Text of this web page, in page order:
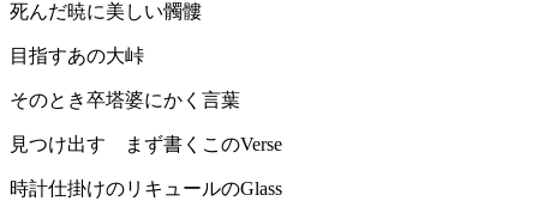
死んだ暁に美しい髑髏
目指すあの大峠
そのとき卒塔婆にかく言葉
見つけ出す まず書くこのVerse
時計仕掛けのリキュールのGlass